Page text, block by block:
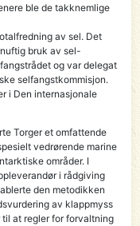
ble de takknemlige
av sel. Det
bruk av sel-
og var delegat
selfangstkommisjon.
i Den internasjonale
Torger et omfattende
vedrørende marine
områder. I
i rådgiving
den metodikken
av klappmyss
til at regler for forvaltning